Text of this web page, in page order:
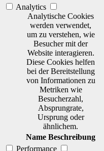
Analytics
Analytische Cookies
werden verwendet,
um zu verstehen, wie
Besucher mit der
Website interagieren.
Diese Cookies helfen
bei der Bereitstellung
von Informationen zu
Metriken wie
Besucherzahl,
Absprungrate,
Ursprung oder
ähnlichem.
Name Beschreibung
Performance